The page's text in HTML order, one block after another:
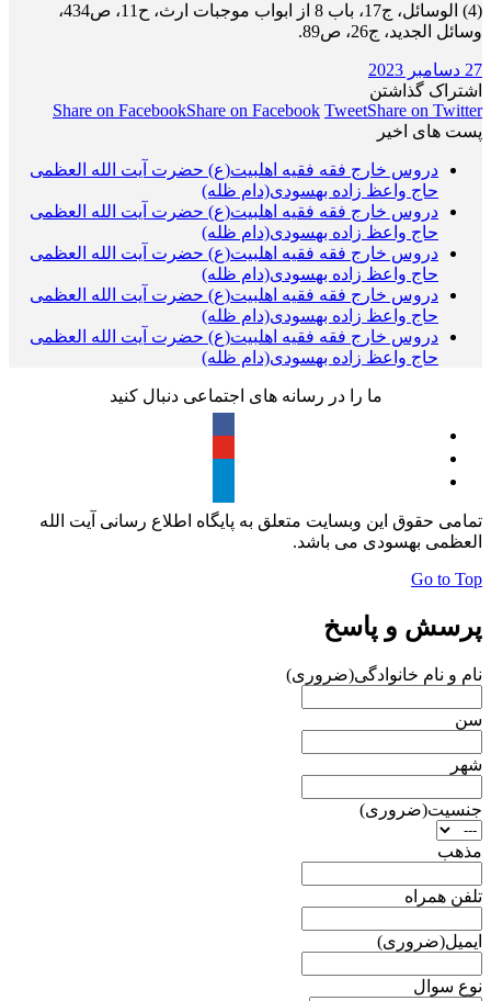
(4) الوسائل، ج17، باب 8 از ابواب موجبات ارث، ح11، ص434،
وسائل الجدید، ج26، ص89.
27 دسامبر 2023
اشتراک گذاشتن
Share on FacebookShare on Facebook TweetShare on Twitter
پست های اخیر
دروس خارج فقه فقیه اهلبیت(ع) حضرت آیت الله العظمی
حاج واعظ زاده بهسودی(دام ظله)
دروس خارج فقه فقیه اهلبیت(ع) حضرت آیت الله العظمی
حاج واعظ زاده بهسودی(دام ظله)
دروس خارج فقه فقیه اهلبیت(ع) حضرت آیت الله العظمی
حاج واعظ زاده بهسودی(دام ظله)
دروس خارج فقه فقیه اهلبیت(ع) حضرت آیت الله العظمی
حاج واعظ زاده بهسودی(دام ظله)
دروس خارج فقه فقیه اهلبیت(ع) حضرت آیت الله العظمی
حاج واعظ زاده بهسودی(دام ظله)
ما را در رسانه های اجتماعی دنبال کنید
تمامی حقوق این وبسایت متعلق به پایگاه اطلاع رسانی آیت الله
العظمی بهسودی می باشد.
Go to Top
پرسش و پاسخ
نام و نام خانوادگی(ضروری)
سن
شهر
جنسیت(ضروری)
مذهب
تلفن همراه
ایمیل(ضروری)
نوع سوال